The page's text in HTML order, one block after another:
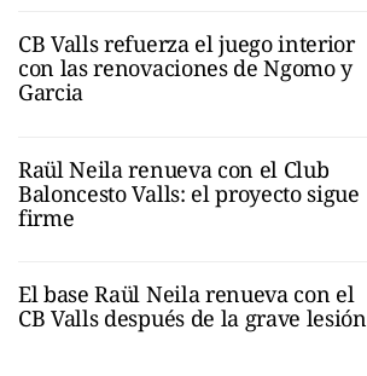
CB Valls refuerza el juego interior
con las renovaciones de Ngomo y
Garcia
Raül Neila renueva con el Club
Baloncesto Valls: el proyecto sigue
firme
El base Raül Neila renueva con el
CB Valls después de la grave lesión